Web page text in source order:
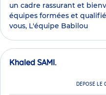
un cadre rassurant et
équipes formées et
vous, L'équipe Babilou
Khaled SAMI.
DÉPOSÉ